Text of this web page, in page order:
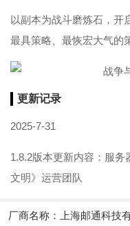
以副本为战斗磨炼石，开
最具策略、最恢宏大气的
更新记录
2025-7-31
1.8.2版本更新内容：服务
文明》运营团队
厂商名称： 上海邮通科技